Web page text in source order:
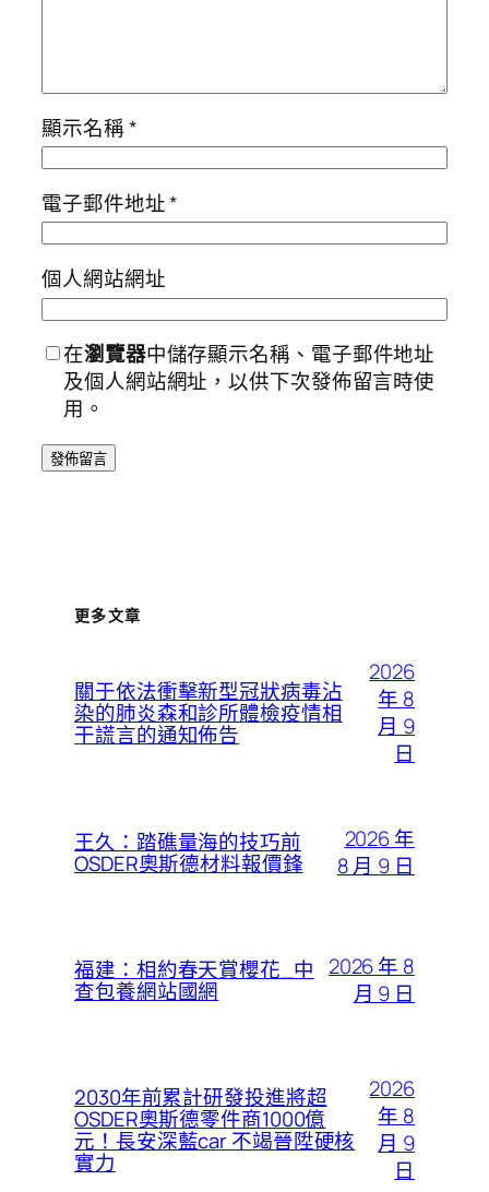
顯示名稱*
電子郵件地址*
個人網站網址
在瀏覽器中儲存顯示名稱、電子郵件地址
及個人網站網址，以供下次發佈留言時使
用。
更多文章
關于依法衝擊新型冠狀病毒沾
染的肺炎森和診所體檢疫情相
干謊言的通知佈告
2026
年 8
月 9
日
王久：踏礁量海的技巧前
OSDER奧斯德材料報價鋒
2026 年
8 月 9 日
福建：相約春天賞櫻花_中
查包養網站國網
2026 年 8
月 9 日
2030年前累計研發投進將超
OSDER奧斯德零件商1000億
元！長安深藍car 不竭晉陞硬核
實力
2026
年 8
月 9
日